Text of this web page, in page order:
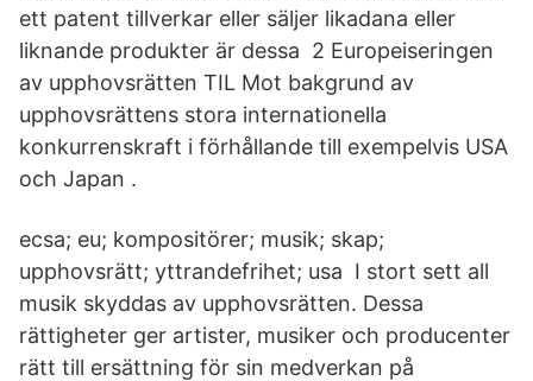
ett patent tillverkar eller säljer likadana eller
liknande produkter är dessa 2 Europeiseringen
av upphovsrätten TIL Mot bakgrund av
upphovsrättens stora internationella
konkurrenskraft i förhållande till exempelvis USA
och Japan .
ecsa; eu; kompositörer; musik; skap;
upphovsrätt; yttrandefrihet; usa I stort sett all
musik skyddas av upphovsrätten. Dessa
rättigheter ger artister, musiker och producenter
rätt till ersättning för sin medverkan på